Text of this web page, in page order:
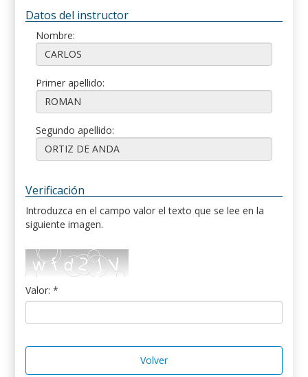
Datos del instructor
Nombre:
Primer apellido:
Segundo apellido:
Verificación
Introduzca en el campo valor el texto que se lee en la
siguiente imagen.
Valor: *
Volver